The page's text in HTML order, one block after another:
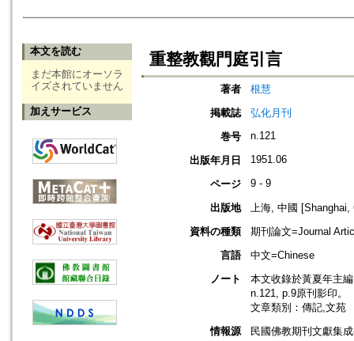
本文を読む
まだ本館にオーソラ
イズされていません
加えサービス
重整教觀門庭引言
著者
根慧
掲載誌
弘化月刊
巻号
n.121
出版年月日 1951.06
ページ 9 - 9
出版地
上海, 中國 [Shanghai,
資料の種類
期刊論文=Journal
言語
中文=Chinese
ノート
本文收錄於黃夏年主
n.121, p.9原刊影印。
文章類別：傳記,文苑
情報源
民國佛教期刊文獻集